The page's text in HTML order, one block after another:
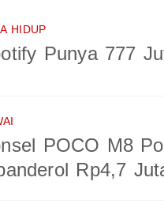
HIDUP
Punya 777
POCO M8
Rp4,7